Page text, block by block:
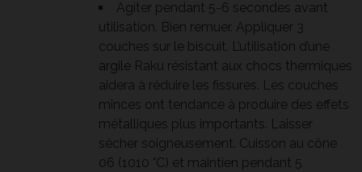
Agiter pendant 5-6 secondes avant
utilisation. Bien remuer. Appliquer 3
couches sur le biscuit. L’utilisation d’une
argile Raku résistant aux chocs thermiques
aidera à réduire les fissures. Les couches
minces ont tendance à produire des effets
métalliques plus importants. Laisser
sécher soigneusement. Cuisson au cône
06 (1010 °C) et maintien pendant 5